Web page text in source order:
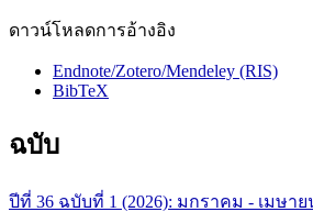
ดาวน์โหลดการอ้างอิง
Endnote/Zotero/Mendeley (RIS)
BibTeX
ฉบับ
ปีที่ 36 ฉบับที่ 1 (2026): มกราคม - เมษาย